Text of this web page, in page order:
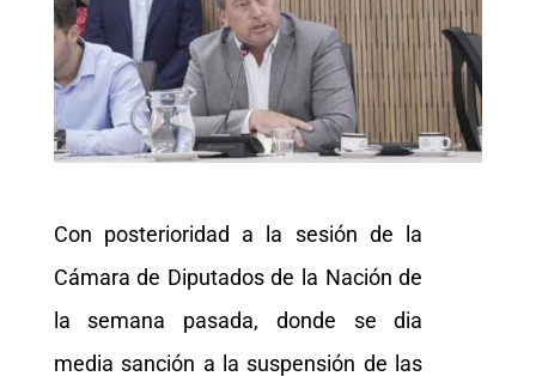
Con posterioridad a la sesión de la
Cámara de Diputados de la Nación de
la semana pasada, donde se dia
media sanción a la suspensión de las